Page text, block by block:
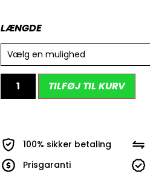
LÆNGDE
Vælg en mulighed
TILFØJ TIL KURV
100% sikker betaling
Prisgaranti